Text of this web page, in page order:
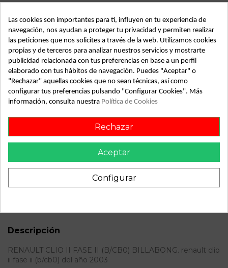
Detalles de producto
Año fabricación
2003
Bastidor
VF1BB080F29734912
Color
Plata
Potencia
82CV 60KW
Clio II Fase II (B/CB0)
Descripción
RENAULT CLIO II FASE II (B/CB0) BILLABONG. renault clio
ii fase ii (b/cb0) del año 2003
Las cookies son importantes para ti, influyen en tu experiencia de
navegación, nos ayudan a proteger tu privacidad y permiten realizar
las peticiones que nos solicites a través de la web. Utilizamos cookies
propias y de terceros para analizar nuestros servicios y mostrarte
publicidad relacionada con tus preferencias en base a un perfil
elaborado con tus hábitos de navegación. Puedes "Aceptar" o
"Rechazar" aquellas cookies que no sean técnicas, así como
configurar tus preferencias pulsando "Configurar Cookies". Más
información, consulta nuestra Política de Cookies
Rechazar
Aceptar
Configurar